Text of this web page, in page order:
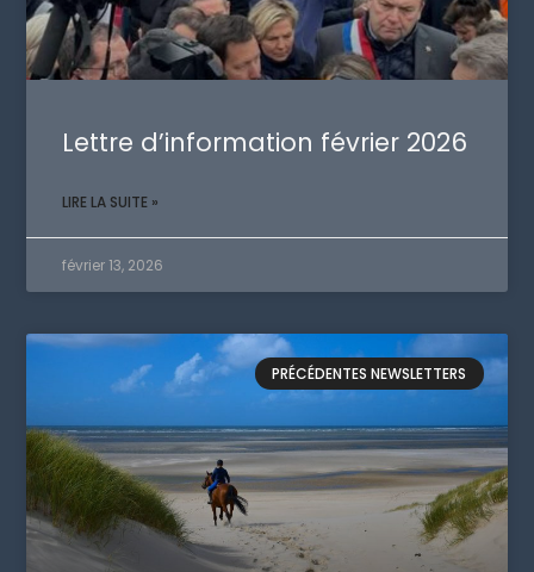
Lettre d’information février 2026
LIRE LA SUITE »
février 13, 2026
PRÉCÉDENTES NEWSLETTERS